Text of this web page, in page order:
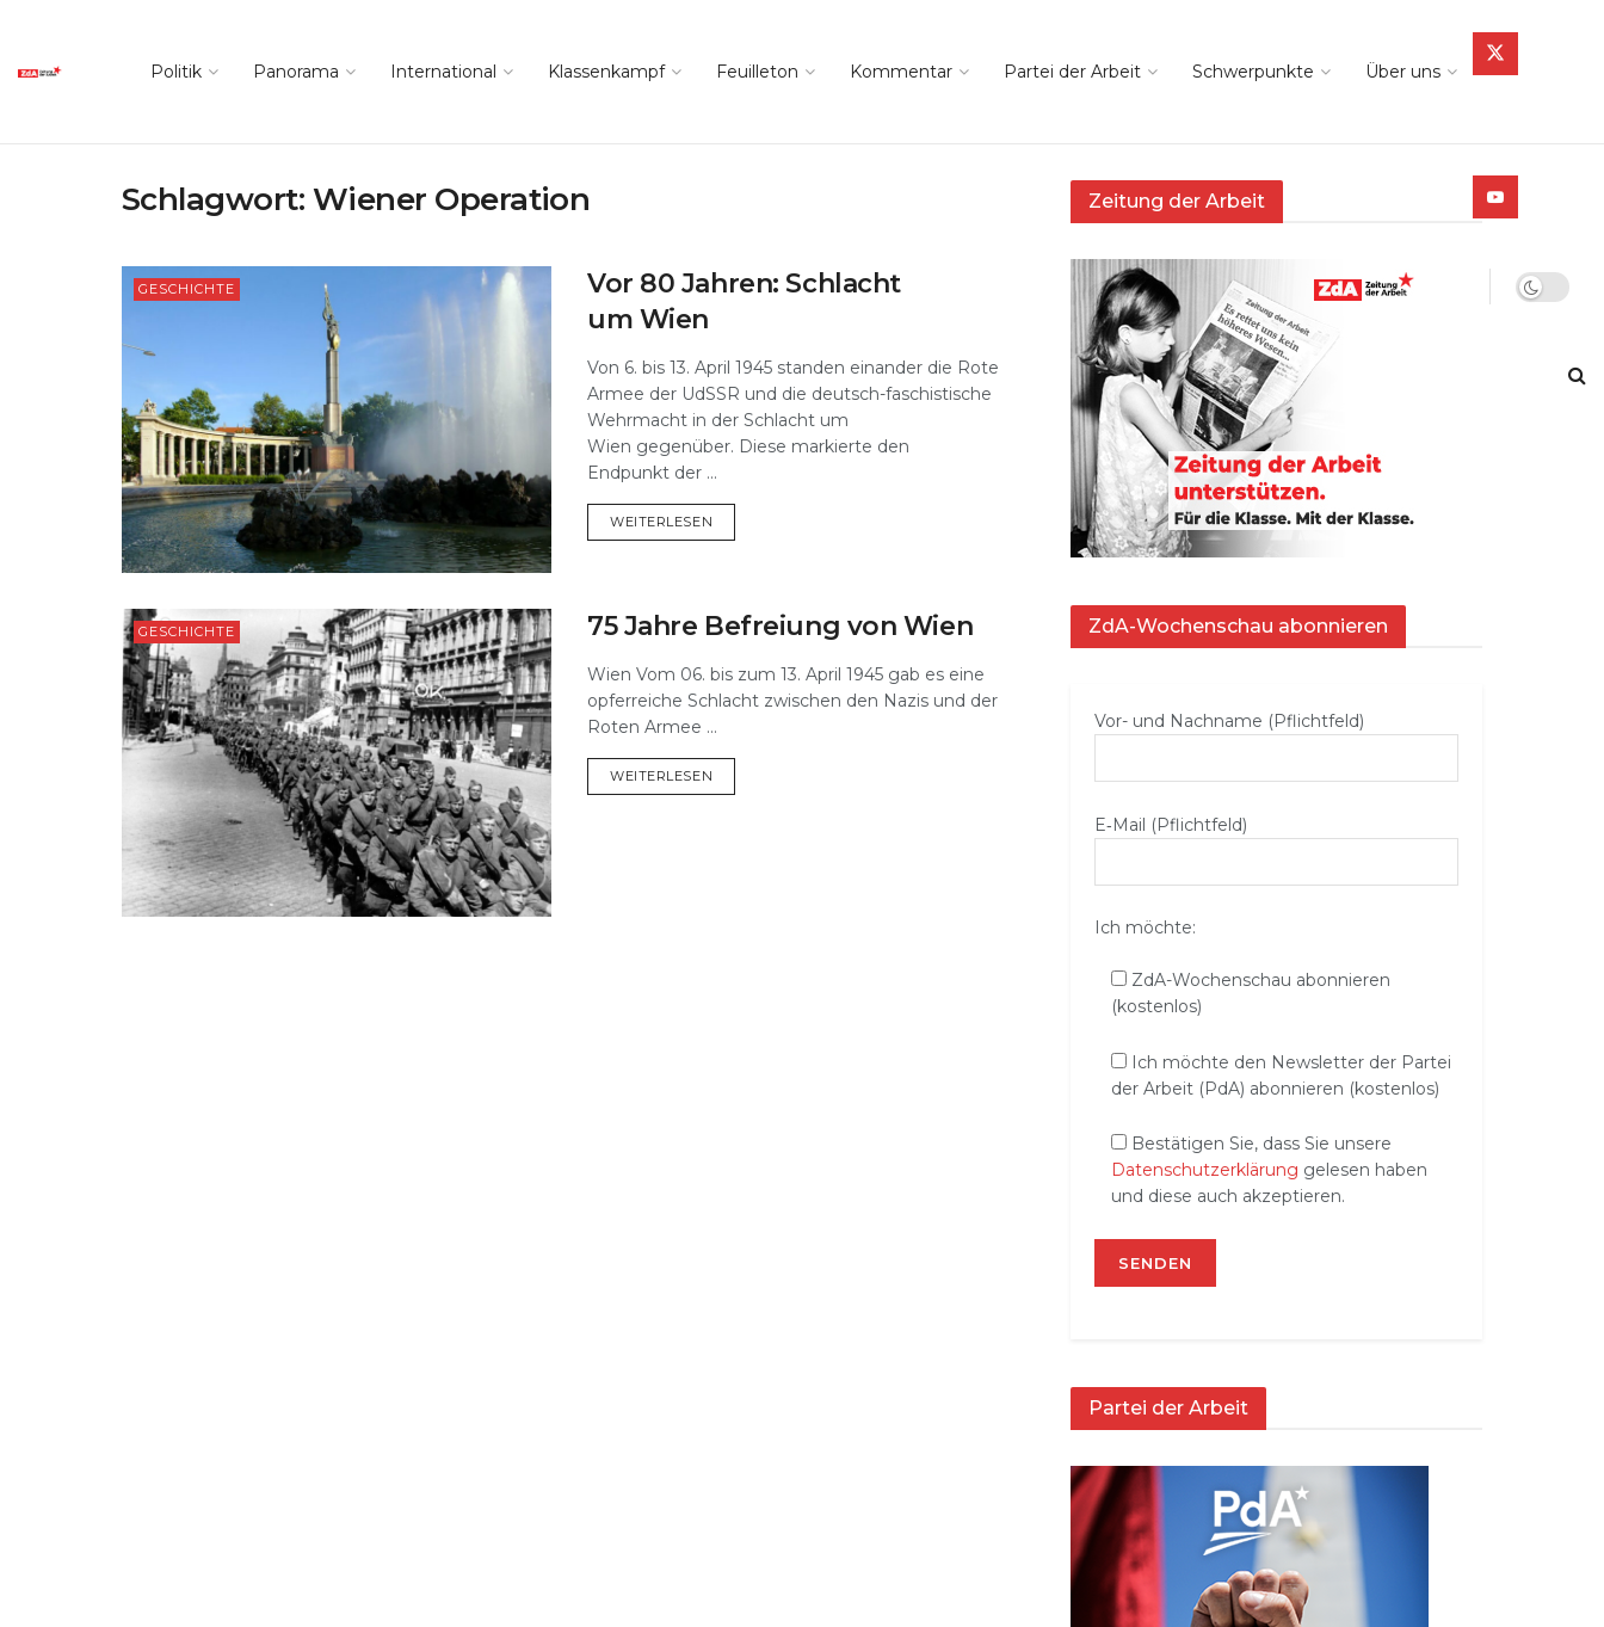
Politik Panorama International Klassenkampf Feuilleton Kommentar Partei der Arbeit Schwerpunkte Über uns
Schlagwort: Wiener Operation
GESCHICHTE
Vor 80 Jahren: Schlacht
um Wien
Von 6. bis 13. April 1945 standen einander die Rote
Armee der UdSSR und die deutsch-faschistische
Wehrmacht in der Schlacht um
Wien gegenüber. Diese markierte den
Endpunkt der ...
WEITERLESEN
GESCHICHTE 75 Jahre Befreiung von Wien
Wien Vom 06. bis zum 13. April 1945 gab es eine
opferreiche Schlacht zwischen den Nazis und der
Roten Armee ...
WEITERLESEN
Zeitung der Arbeit
ZdA-Wochenschau abonnieren
Vor- und Nachname (Pflichtfeld)
E‑Mail (Pflichtfeld)
Ich möchte:
ZdA-Wochenschau abonnieren
(kostenlos)
Ich möchte den Newsletter der Partei
der Arbeit (PdA) abonnieren (kostenlos)
Bestätigen Sie, dass Sie unsere
Datenschutzerklärung gelesen haben
und diese auch akzeptieren.
Partei der Arbeit